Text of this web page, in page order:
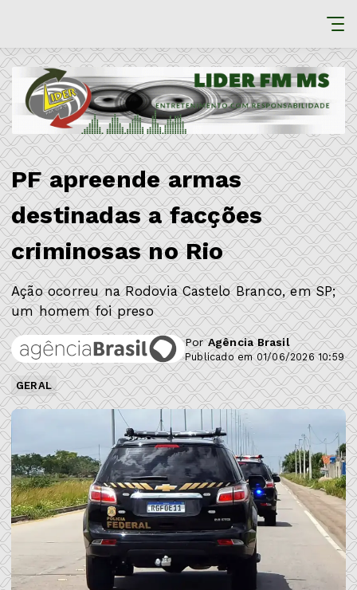
PF apreende armas
destinadas a facções
criminosas no Rio
Ação ocorreu na Rodovia Castelo Branco, em SP;
um homem foi preso
PorAgência Brasil
Publicado em 01/06/2026 10:59
GERAL